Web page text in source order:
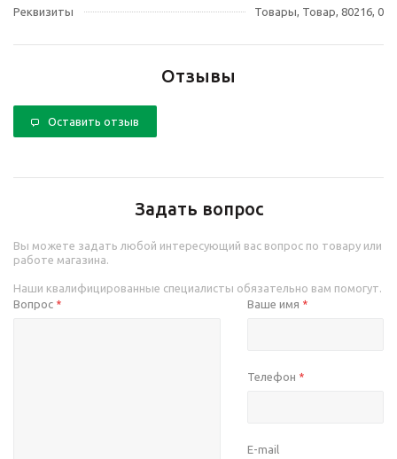
Реквизиты Товары, Товар, 80216, 0
Отзывы
Оставить отзыв
Задать вопрос
Вы можете задать любой интересующий вас вопрос по товару или
работе магазина.
Наши квалифицированные специалисты обязательно вам помогут.
Вопрос * Ваше имя *
Телефон *
E-mail